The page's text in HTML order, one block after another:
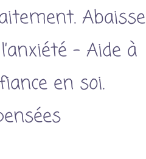
Abaisse
- Aide à
en soi.